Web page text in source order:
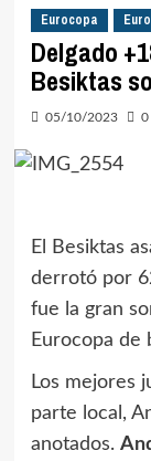
Eurocopa
Delgado
Besiktas
05/10/2023 0
El Besiktas
derrotó por
fue la gran
Eurocopa de
Los mejores
parte local,
anotados.